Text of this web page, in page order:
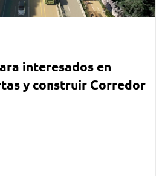
interesados en
y construir Corredor